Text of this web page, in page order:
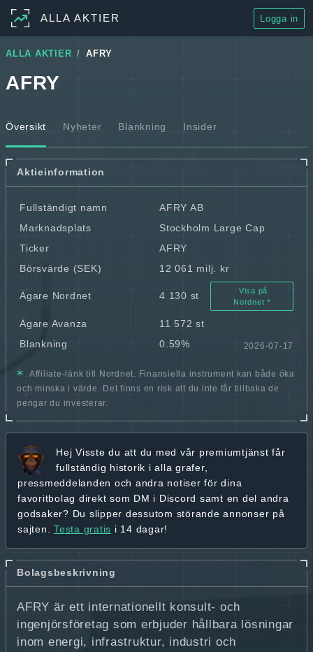
ALLA AKTIER Logga in
ALLA AKTIER AFRY
AFRY
Översikt Nyheter Blankning Insider
Aktieinformation
Fullständigt namn
AFRY AB
Marknadsplats
Stockholm Large Cap
Ticker
AFRY
Börsvärde (SEK)
12 061 milj. kr
Ägare Nordnet 4 130 st
Visa på
Nordnet
Ägare Avanza
11 572 st
Blankning
0.59% 2026-07-17
Affiliate-länk till Nordnet. Finansiella instrument kan både öka
och minska i värde. Det finns en risk att du inte får tillbaka de
pengar du investerar.
Hej Visste du att du med vår premiumtjänst får
fullständig historik i alla grafer,
pressmeddelanden och andra notiser för dina
favoritbolag direkt som DM i Discord samt en del andra
godsaker? Du slipper dessutom störande annonser på
sajten. Testa gratis i 14 dagar!
Bolagsbeskrivning
AFRY är ett internationellt konsult- och
ingenjörsföretag som erbjuder hållbara lösningar
inom energi, infrastruktur, industri och